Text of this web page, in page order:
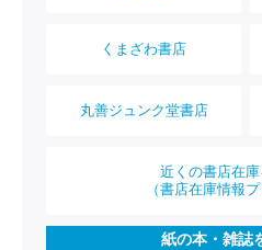
くまざわ書店
丸善ジュンク堂書店
近くの書店在
（書店在庫情報
紙の本・雑誌